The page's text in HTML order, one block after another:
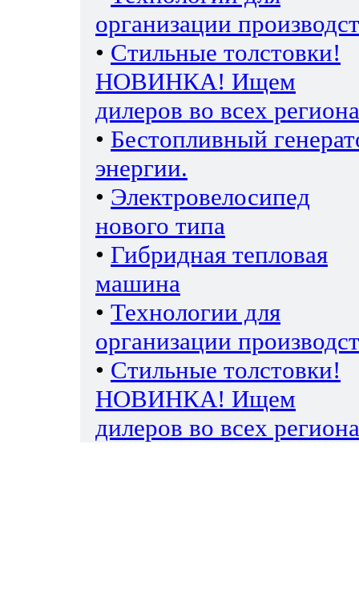
организации
• Стильные толстовки!
НОВИНКА! Ищем
дилеров во всех
• Бестопливный
энергии.
• Электровелосипед
нового типа
• Гибридная тепловая
машина
• Технологии для
организации
• Стильные толстовки!
НОВИНКА! Ищем
дилеров во всех